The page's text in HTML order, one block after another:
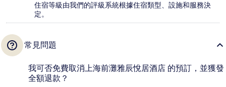
住宿等級由我們的評級系統根據住宿類型、設施和服務決
定。
常見問題
我可否免費取消上海前灘雅辰悅居酒店 的預訂，並獲發
全額退款？